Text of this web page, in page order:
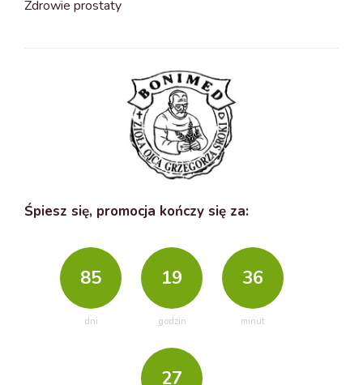
Zdrowie prostaty
Śpiesz się, promocja kończy się za:
85
dni
19
godzin
36
minut
26